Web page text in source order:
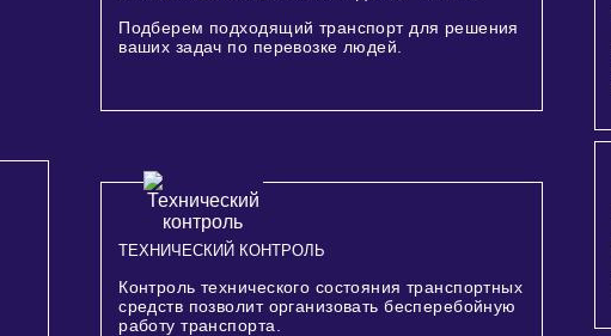
Подберем подходящий транспорт для решения
ваших задач по перевозке людей.
ТЕХНИЧЕСКИЙ КОНТРОЛЬ
Контроль технического состояния транспортных
средств позволит организовать бесперебойную
работу транспорта.